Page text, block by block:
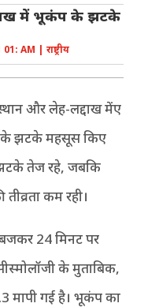
में भूकंप के झटके
01: AM | राष्ट्रीय
और लेह-लद्दाख मेंए
के झटके महसूस किए
तेज रहे, जबकि
कम रही।
24 मिनट पर
के मुताबिक,
मापी गई है। भूकंप का